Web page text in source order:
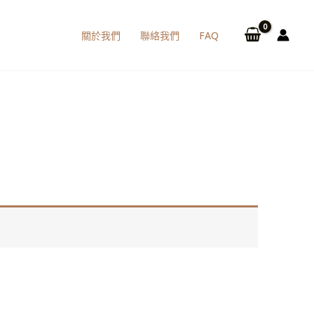
關於我們 聯絡我們 FAQ